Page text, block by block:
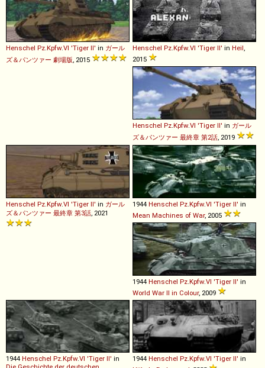
Henschel Pz Kpfw.VI 'Tiger II' in ガール
ズ＆パンツァー 劇場版 , 2015
Henschel Pz Kpfw.VI 'Tiger II' in Heil
2015
Henschel Pz Kpfw.VI 'Tiger II' in ガール
ズ＆パンツァー 最終章 第2話 , 2019
Henschel Pz Kpfw.VI 'Tiger II' in ガール
ズ＆パンツァー 最終章 第3話 , 2021
1944 Henschel Pz Kpfw.VI 'Tiger II' in
Mean Machines of War, 2005
1944 Henschel Pz Kpfw.VI 'Tiger II' in
World War II in Colour, 2009
1944 Henschel Pz.Kpfw.VI 'Tiger II' in
1944 Henschel Pz.Kpfw.VI 'Tiger II' in